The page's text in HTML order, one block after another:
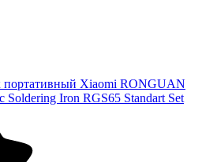
портативный Xiaomi RONGUAN
Soldering Iron RGS65 Standart Set